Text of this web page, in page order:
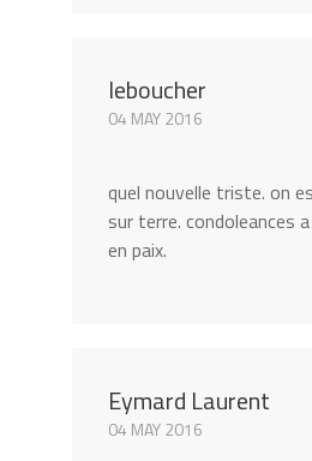
leboucher
04 MAY 2016
quel nouvelle triste. on
sur terre. condoleances
en paix.
Eymard Laurent
04 MAY 2016